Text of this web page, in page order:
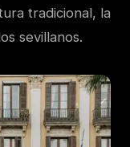
tradicional, la
sevillanos.